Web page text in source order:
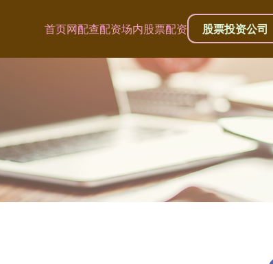
首页网配查配资场内股票配资 股票投资公司